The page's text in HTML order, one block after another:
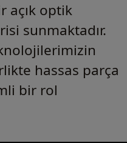
açık optik
sunmaktadır.
hassas parça
bir rol